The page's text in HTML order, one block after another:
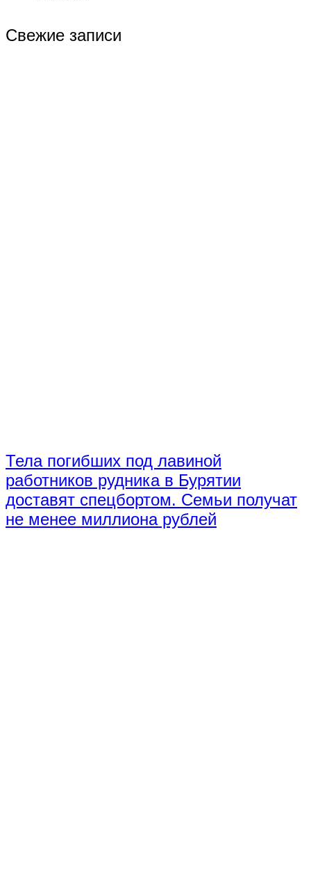
Свежие записи
Тела погибших под лавиной
работников рудника в Бурятии
доставят спецбортом. Семьи получат
не менее миллиона рублей